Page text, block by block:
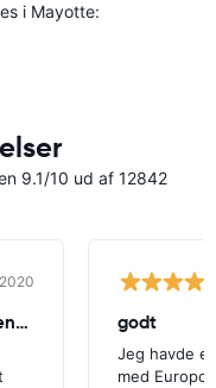
i Mayotte:
9.1/10 ud af 12842
Dejlig bil men flere råd er nødvendige godt
Jeg havde
med